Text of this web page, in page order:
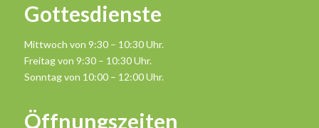
Gottesdienste
Mittwoch von 9:30 – 10:30 Uhr.
Freitag von 9:30 – 10:30 Uhr.
Sonntag von 10:00 – 12:00 Uhr.
Öffnungszeiten